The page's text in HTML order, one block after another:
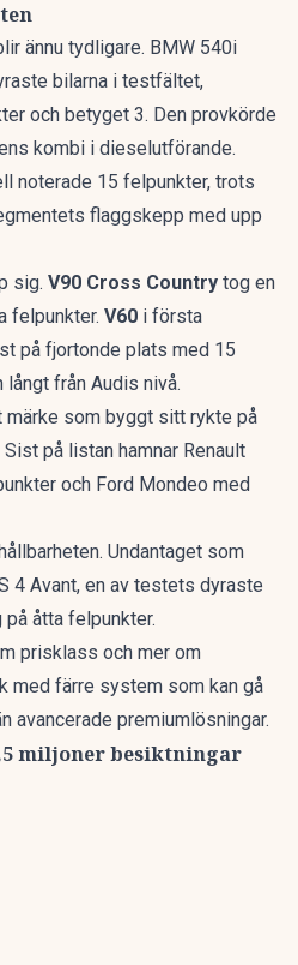
ännu tydligare. BMW 540i
bilarna i testfältet,
och betyget 3. Den provkörde
kombi i dieselutförande.
noterade 15 felpunkter, trots
flaggskepp med upp
sig. V90 Cross Country tog en
felpunkter. V60 i första
på fjortonde plats med 15
från Audis nivå.
som byggt sitt rykte på
Sist på listan hamnar Renault
och Ford Mondeo med
Undantaget som
4 Avant, en av testets dyraste
åtta felpunkter.
prisklass och mer om
med färre system som kan gå
avancerade premiumlösningar.
miljoner besiktningar